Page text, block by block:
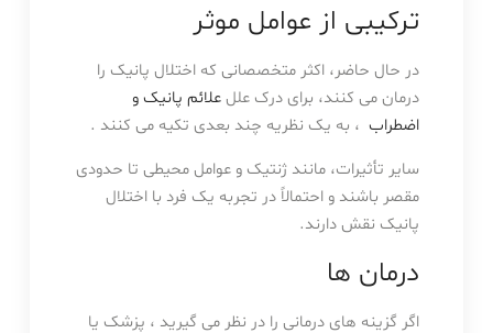
ترکیبی از عوامل موثر
در حال حاضر، اکثر متخصصانی که اختلال پانیک را
درمان می کنند، برای درک علل علائم پانیک و
اضطراب، به یک نظریه چند بعدی تکیه می کنند .
سایر تأثیرات، مانند ژنتیک و عوامل محیطی تا حدودی
مقصر باشند و احتمالاً در تجربه یک فرد با اختلال
پانیک نقش دارند.
درمان ها
اگر گزینه های درمانی را در نظر می گیرید ، پزشک یا